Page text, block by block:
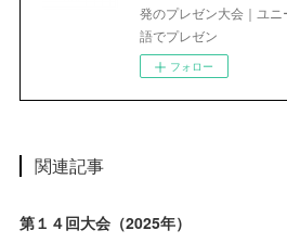
発のプレゼン大会｜ユ
語でプレゼン
フォロー
関連記事
第１４回大会（2025年）